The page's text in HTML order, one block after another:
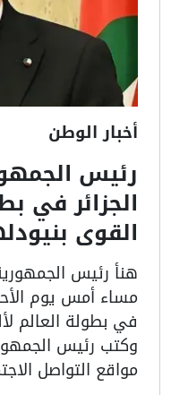
أخبار الوطن
رئيس
الجزائر في
القوى
هنأ رئيس
مساء أمس يوم
في بطولة العالم
وكتب رئيس
مواقع التواصل